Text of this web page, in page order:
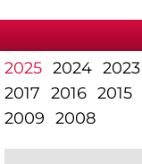
2025 2024 2023
2017 2016 2015
2009 2008